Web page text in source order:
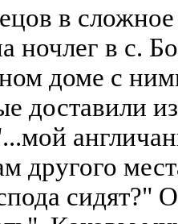
в
ночлег в с.
доме с
доставили
другого